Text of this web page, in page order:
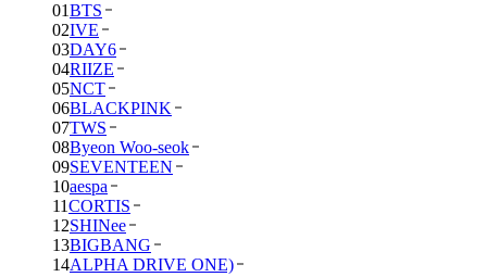
01BTS
02IVE
03DAY6
04RIIZE
05NCT
06BLACKPINK
07TWS
08Byeon Woo-seok
09SEVENTEEN
10aespa
11CORTIS
12SHINee
13BIGBANG
14ALPHA DRIVE ONE)